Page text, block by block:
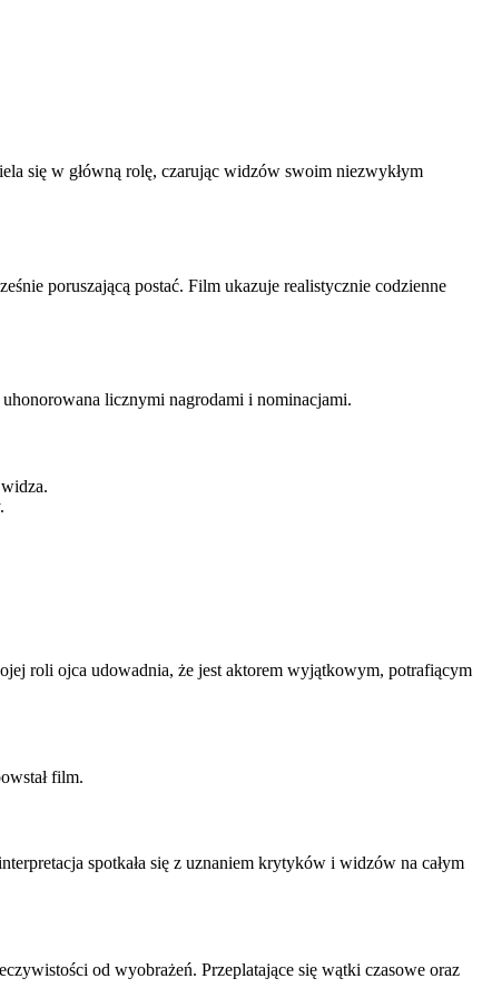
się w główną rolę, czarując widzów swoim niezwykłym
poruszającą postać. Film ukazuje realistycznie codzienne
licznymi nagrodami i nominacjami.
roli ojca udowadnia, że jest aktorem wyjątkowym, potrafiącym
film.
spotkała się z uznaniem krytyków i widzów na całym
od wyobrażeń. Przeplatające się wątki czasowe oraz